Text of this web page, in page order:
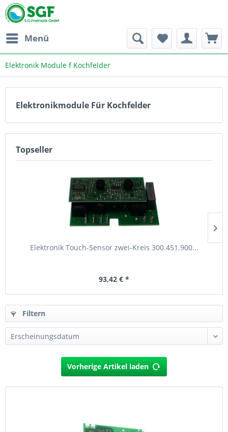
Menü
Elektronik Module f Kochfelder
Elektronikmodule Für Kochfelder
Topseller
Elektronik Touch-Sensor zwei-Kreis 300.451.900...
93,42 € *
Filtern
Vorherige Artikel laden